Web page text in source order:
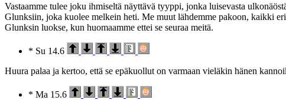
Vastaamme tulee joku ihmiseltä näyttävä tyyppi, jonka luisevasta
Glunksiin, joka kuolee melkein heti. Me muut lähdemme pakoon, kaikki
Glunksin luokse, kun huomaamme ettei se seuraa meitä.
* Su 14.6
Huura palaa ja kertoo, että se epäkuollut on varmaan vieläkin hänen
* Ma 15.6